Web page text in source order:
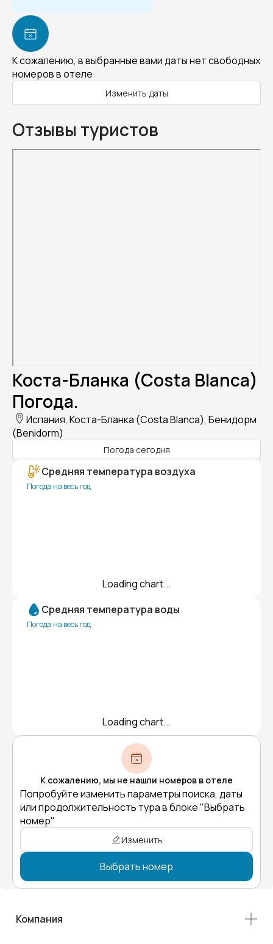
К сожалению, в выбранные вами даты нет свободных
номеров в отеле
Изменить даты
Отзывы туристов
Коста-Бланка (Costa Blanca)
Погода.
Испания, Коста-Бланка (Costa Blanca), Бенидорм
(Benidorm)
Погода сегодня
Средняя температура воздуха
Погода на весь год
Loading chart...
Средняя температура воды
Погода на весь год
Loading chart...
К сожалению, мы не нашли номеров в отеле
Попробуйте изменить параметры поиска, даты
или продолжительность тура в блоке "Выбрать
номер"
Изменить
Выбрать номер
Компания